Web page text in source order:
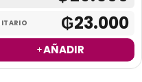
₲23.000
AÑADIR